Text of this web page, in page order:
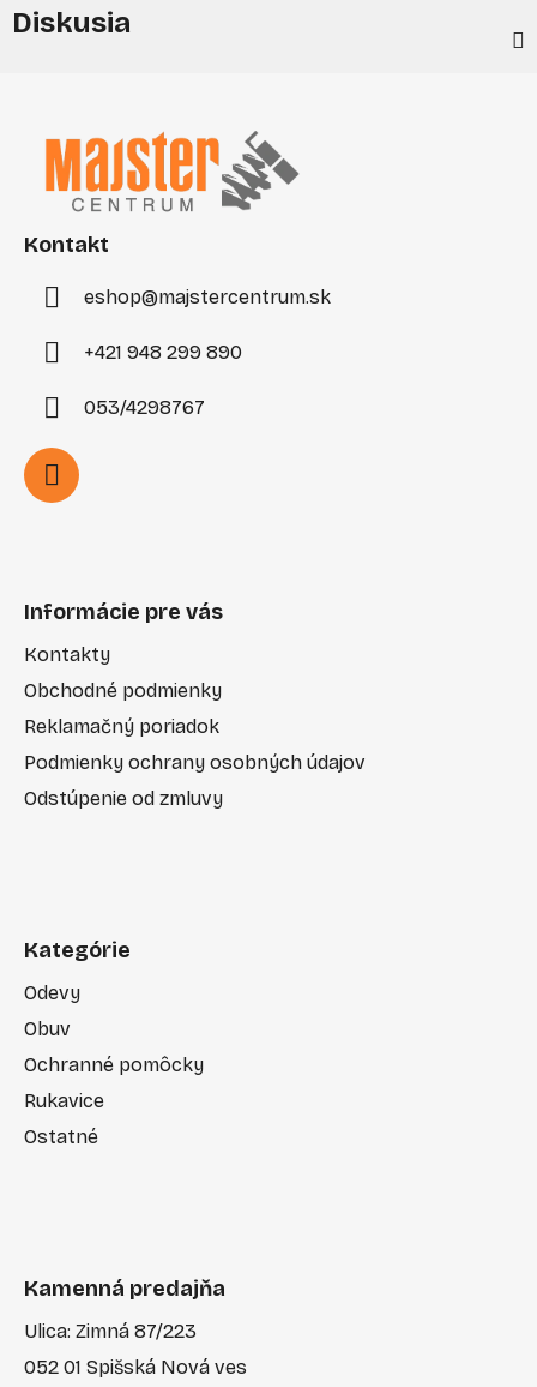
Diskusia
Kontakt
eshop@majstercentrum.sk
+421 948 299 890
053/4298767
Informácie pre vás
Kontakty
Obchodné podmienky
Reklamačný poriadok
Podmienky ochrany osobných údajov
Odstúpenie od zmluvy
Kategórie
Odevy
Obuv
Ochranné pomôcky
Rukavice
Ostatné
Kamenná predajňa
Ulica: Zimná 87/223
052 01 Spišská Nová ves